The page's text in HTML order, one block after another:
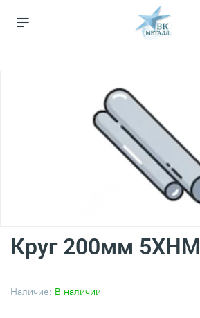
Наличие: В наличии
Круг 200мм 5ХНМ